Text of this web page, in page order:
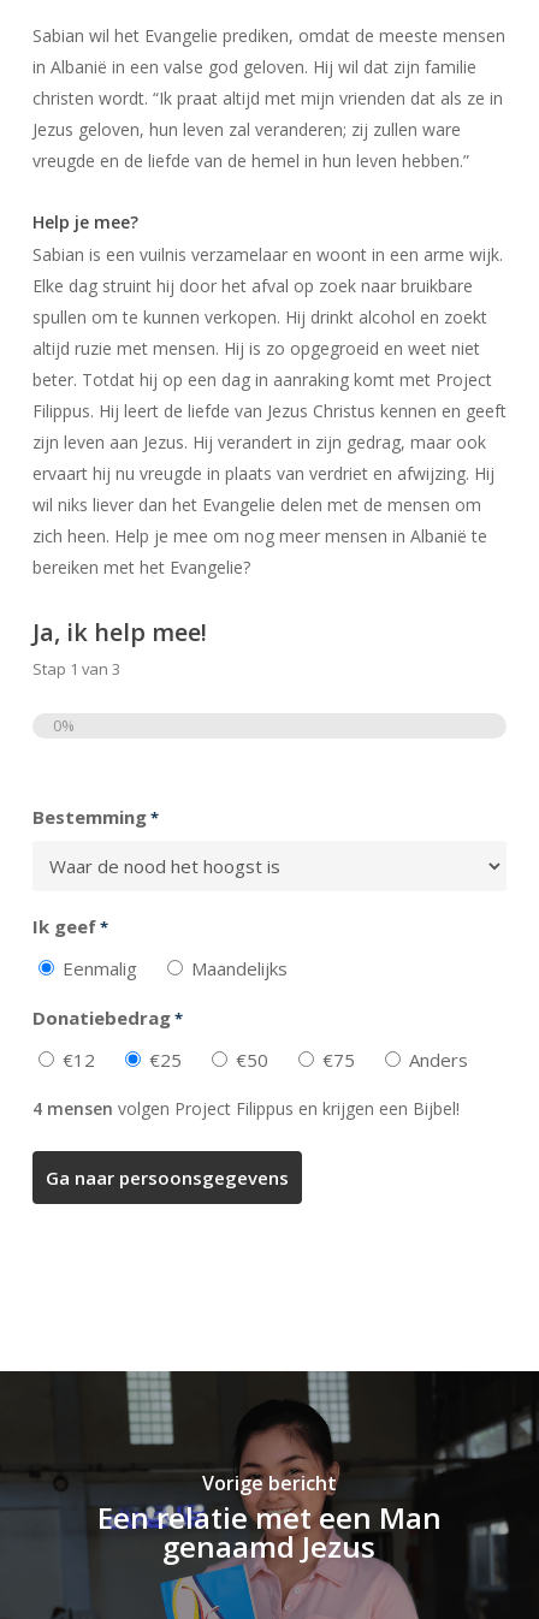
Sabian wil het Evangelie prediken, omdat de meeste mensen
in Albanië in een valse god geloven. Hij wil dat zijn familie
christen wordt. “Ik praat altijd met mijn vrienden dat als ze in
Jezus geloven, hun leven zal veranderen; zij zullen ware
vreugde en de liefde van de hemel in hun leven hebben.”
Help je mee?
Sabian is een vuilnis verzamelaar en woont in een arme wijk.
Elke dag struint hij door het afval op zoek naar bruikbare
spullen om te kunnen verkopen. Hij drinkt alcohol en zoekt
altijd ruzie met mensen. Hij is zo opgegroeid en weet niet
beter. Totdat hij op een dag in aanraking komt met Project
Filippus. Hij leert de liefde van Jezus Christus kennen en geeft
zijn leven aan Jezus. Hij verandert in zijn gedrag, maar ook
ervaart hij nu vreugde in plaats van verdriet en afwijzing. Hij
wil niks liever dan het Evangelie delen met de mensen om
zich heen. Help je mee om nog meer mensen in Albanië te
bereiken met het Evangelie?
Ja, ik help mee!
Stap 1 van 3
0%
Bestemming*
Ik geef*
Eenmalig Maandelijks
Donatiebedrag*
€12 €25 €50 €75 Anders
4 mensen volgen Project Filippus en krijgen een Bijbel!
Vorige bericht
Een relatie met een Man
genaamd Jezus